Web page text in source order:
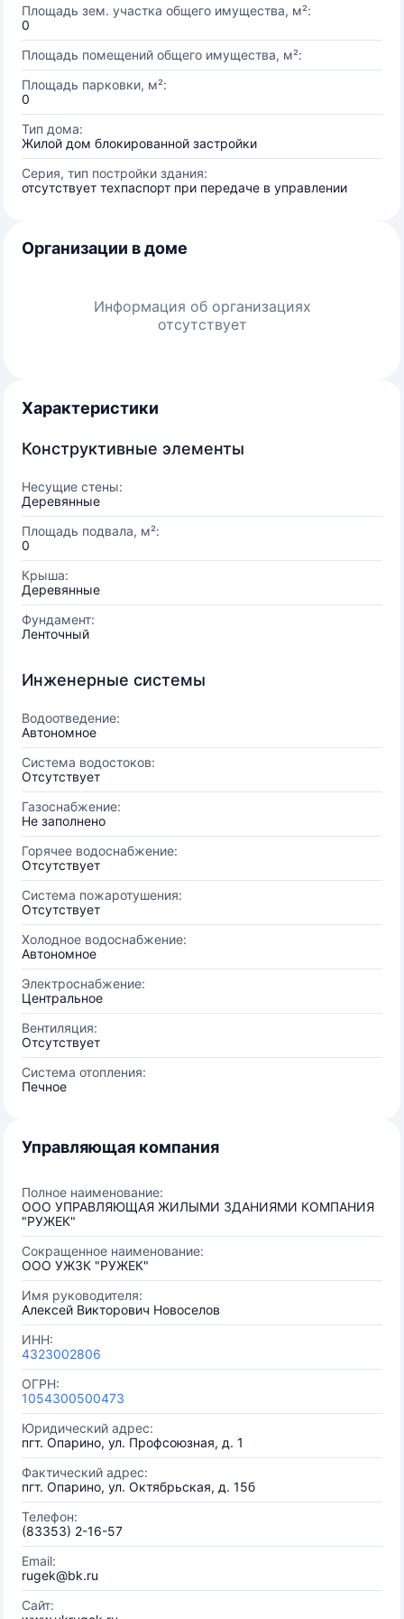
Площадь зем. участка общего имущества, м²:
0
Площадь помещений общего имущества, м²:
Площадь парковки, м²:
0
Тип дома:
Жилой дом блокированной застройки
Серия, тип постройки здания:
отсутствует техпаспорт при передаче в управлении
Организации в доме
Информация об организациях
отсутствует
Характеристики
Конструктивные элементы
Несущие стены:
Деревянные
Площадь подвала, м²:
0
Крыша:
Деревянные
Фундамент:
Ленточный
Инженерные системы
Водоотведение:
Автономное
Система водостоков:
Отсутствует
Газоснабжение:
Не заполнено
Горячее водоснабжение:
Отсутствует
Система пожаротушения:
Отсутствует
Холодное водоснабжение:
Автономное
Электроснабжение:
Центральное
Вентиляция:
Отсутствует
Система отопления:
Печное
Управляющая компания
Полное наименование:
ООО УПРАВЛЯЮЩАЯ ЖИЛЫМИ ЗДАНИЯМИ КОМПАНИЯ
"РУЖЕК"
Сокращенное наименование:
ООО УЖЗК "РУЖЕК"
Имя руководителя:
Алексей Викторович Новоселов
ИНН:
4323002806
ОГРН:
1054300500473
Юридический адрес:
пгт. Опарино, ул. Профсоюзная, д. 1
Фактический адрес:
пгт. Опарино, ул. Октябрьская, д. 15б
Телефон:
(83353) 2-16-57
Email:
rugek@bk.ru
Сайт: